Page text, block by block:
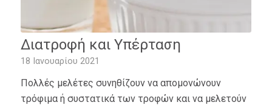
Διατροφή και Υπέρταση
18 Ιανουαρίου 2021
Πολλές μελέτες συνηθίζουν να απομονώνουν
τρόφιμα ή συστατικά των τροφών και να μελετούν